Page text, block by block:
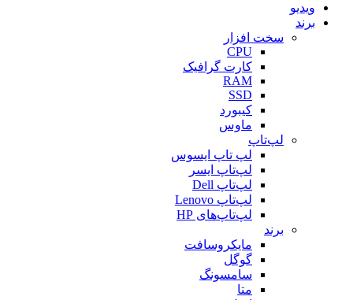
ویدیو
برند
سخت افزار
CPU
کارت گرافیک
RAM
SSD
کیبورد
ماوس
لپ‌تاپ
لپ تاپ ایسوس
لپ‌تاپ ایسر
لپ‌تاپ Dell
لپ‌تاپ Lenovo
لپ‌تاپ‌های HP
برند
مایکروسافت
گوگل
سامسونگ
متا